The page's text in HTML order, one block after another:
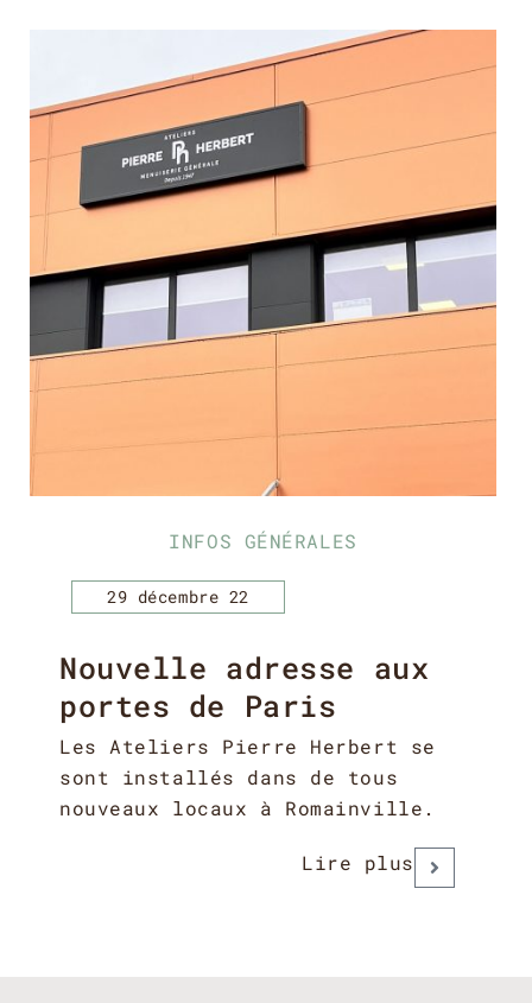
INFOS GÉNÉRALES
29 décembre 22
Nouvelle adresse aux
portes de Paris
Les Ateliers Pierre Herbert se
sont installés dans de tous
nouveaux locaux à Romainville.
Lire plus